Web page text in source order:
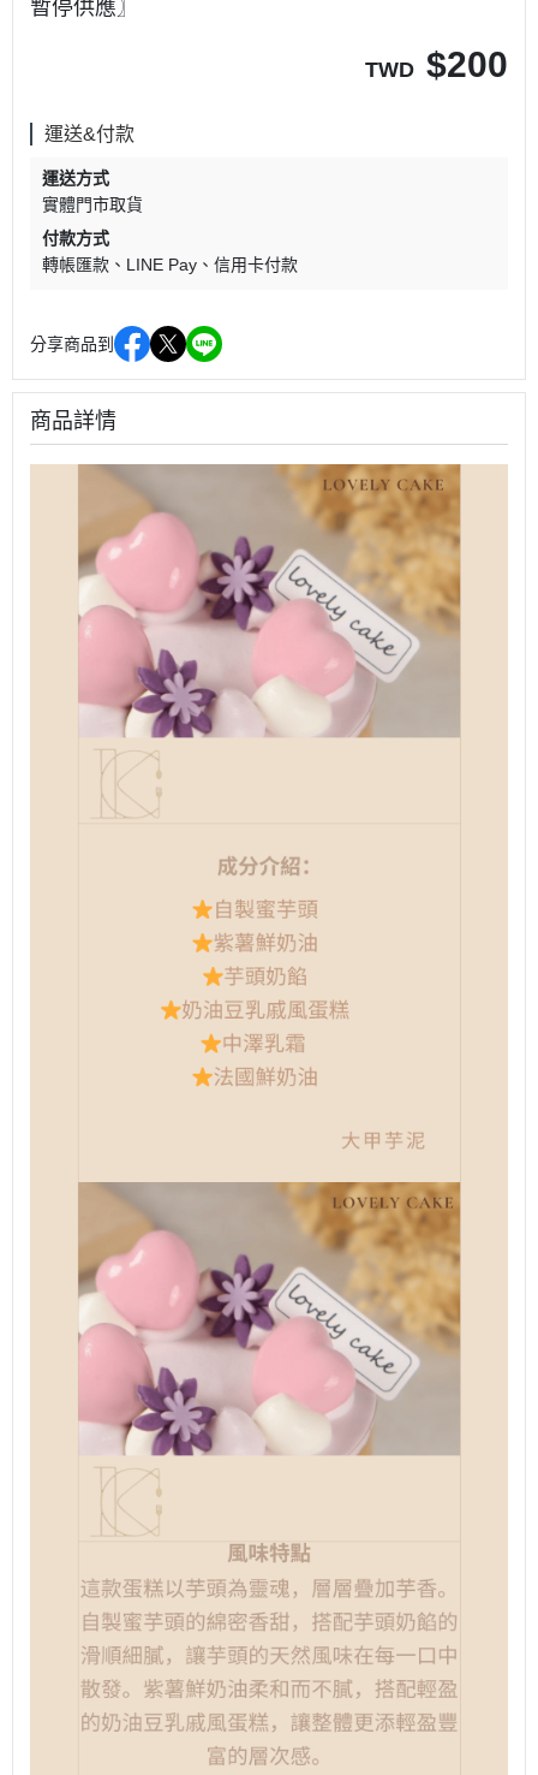
暫停供應〗
TWD $200
運送&付款
運送方式
實體門市取貨
付款方式
轉帳匯款
LINE Pay 信用卡付款
分享商品到
商品詳情